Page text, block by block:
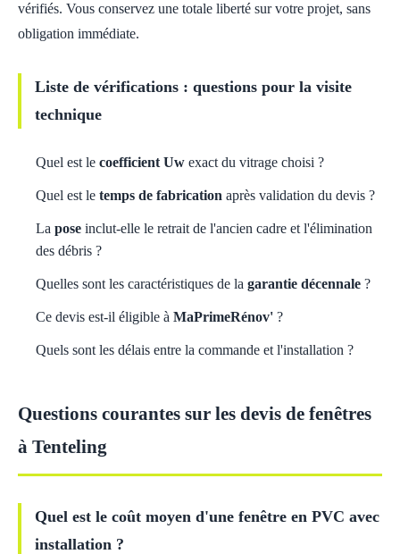
vérifiés. Vous conservez une totale liberté sur votre projet, sans
obligation immédiate.
Liste de vérifications : questions pour la visite
technique
Quel est le coefficient Uw exact du vitrage choisi ?
Quel est le temps de fabrication après validation du devis ?
La pose inclut-elle le retrait de l'ancien cadre et l'élimination
des débris ?
Quelles sont les caractéristiques de la garantie décennale ?
Ce devis est-il éligible à MaPrimeRénov' ?
Quels sont les délais entre la commande et l'installation ?
Questions courantes sur les devis de fenêtres
à Tenteling
Quel est le coût moyen d'une fenêtre en PVC avec
installation ?